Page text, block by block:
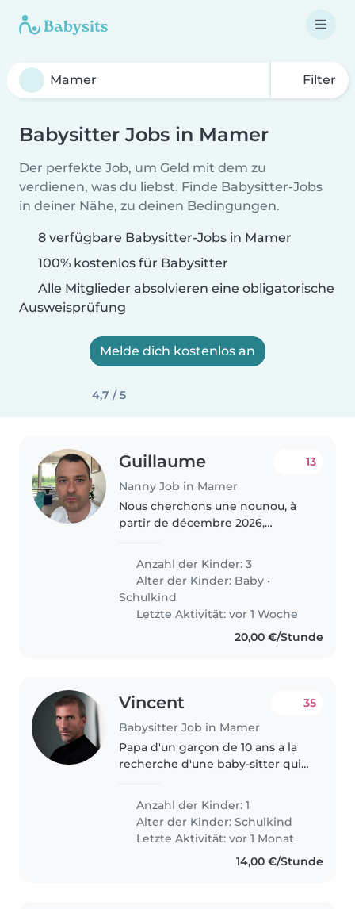
Filter
Babysitter Jobs in Mamer
Der perfekte Job, um Geld mit dem zu
verdienen, was du liebst. Finde Babysitter-Jobs
in deiner Nähe, zu deinen Bedingungen.
8 verfügbare Babysitter-Jobs in Mamer
100% kostenlos für Babysitter
Alle Mitglieder absolvieren eine obligatorische
Ausweisprüfung
Melde dich kostenlos an
4,7 / 5
Guillaume
Nanny Job in Mamer
13
Nous cherchons une nounou, à
partir de décembre 2026,
pour s'occuper de nos trois
enfants, un bébé et deux enfants
d'âge scolaire. Nos enfants sont
énergiques,..
Anzahl der Kinder: 3
Alter der Kinder: Baby •
Schulkind
Letzte Aktivität: vor 1 Woche
20,00 €/Stunde
Vincent
Babysitter Job in Mamer
35
Papa d'un garçon de 10 ans a la
recherche d'une baby-sitter qui
4 heures soit le vendredi ou le
samedi soir. N'hésitez..
Anzahl der Kinder: 1
Alter der Kinder:Schulkind
Letzte Aktivität: vor 1 Monat
14,00 €/Stunde